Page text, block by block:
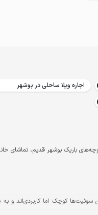
اجاره ویلا ساحلی در بوشهر
باریک بوشهر قدیم، تماشای
سوئیت‌ها کوچک اما کاربردی‌اند و به